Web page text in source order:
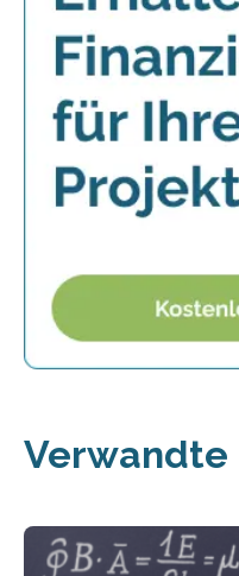
Verwandte